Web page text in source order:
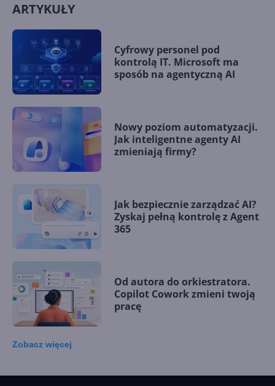
ARTYKUŁY
Cyfrowy personel pod
kontrolą IT. Microsoft ma
sposób na agentyczną AI
Nowy poziom automatyzacji.
Jak inteligentne agenty AI
zmieniają firmy?
Jak bezpiecznie zarządzać AI?
Zyskaj pełną kontrolę z Agent
365
Od autora do orkiestratora.
Copilot Cowork zmieni twoją
pracę
Zobacz więcej